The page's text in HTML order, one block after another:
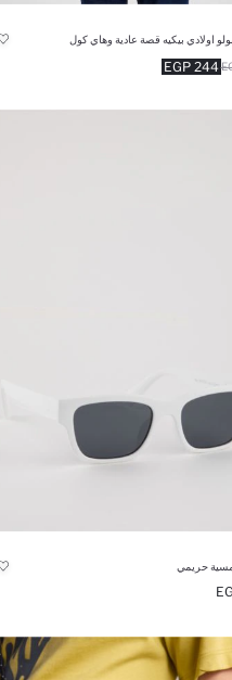
اولادي بيكيه قصة عادية وهاي كول
244 EGP
حريمي